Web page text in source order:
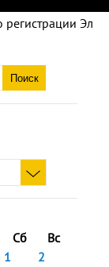
Сб
Вс
1
2
Эл